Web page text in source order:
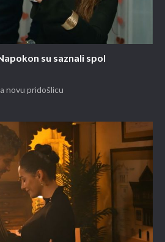
su saznali spol
novu pridošlicu